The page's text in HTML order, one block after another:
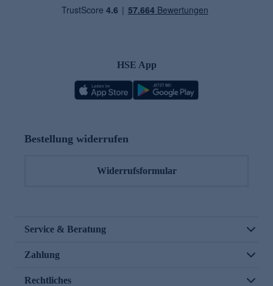
HSE App
Bestellung widerrufen
Widerrufsformular
Service & Beratung
Zahlung
Rechtliches